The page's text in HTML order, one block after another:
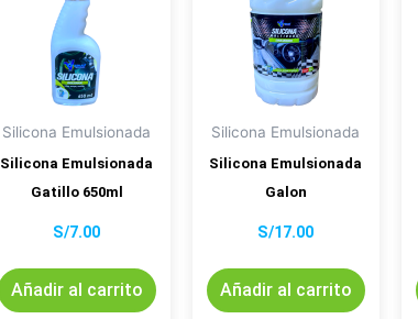
Silicona Emulsionada
Silicona Emulsionada
Gatillo 650ml
S/7.00
Añadir al carrito
Silicona Emulsionada
Silicona Emulsionada
Galon
S/17.00
Añadir al carrito